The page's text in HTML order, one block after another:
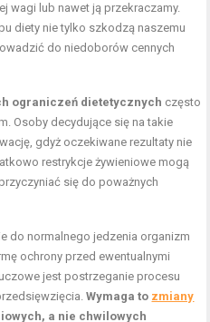
wagi lub nawet ją przekraczamy.
diety nie tylko szkodzą naszemu
do niedoborów cennych
ograniczeń dietetycznych często
Osoby decydujące się na takie
gdyż oczekiwane rezultaty nie
restrykcje żywieniowe mogą
się do poważnych
do normalnego jedzenia organizm
ochrony przed ewentualnymi
jest postrzeganie procesu
Wymaga to zmiany
a nie chwilowych